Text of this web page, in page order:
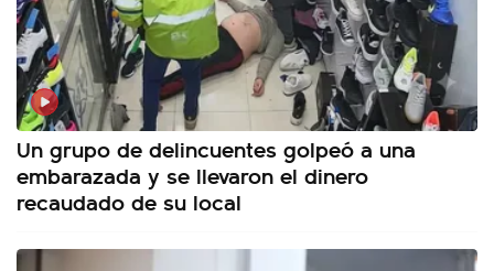
Un grupo de delincuentes golpeó a una
embarazada y se llevaron el dinero
recaudado de su local